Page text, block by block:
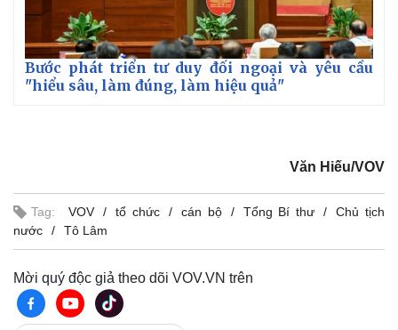
Bước phát triển tư duy đối ngoại và yêu cầu
"hiểu sâu, làm đúng, làm hiệu quả"
Văn Hiếu/VOV
Tag: VOV tổ chức cán bộ Tổng Bí thư
Chủ tịch
nước
Tô Lâm
Mời quý độc giả theo dõi VOV.VN trên